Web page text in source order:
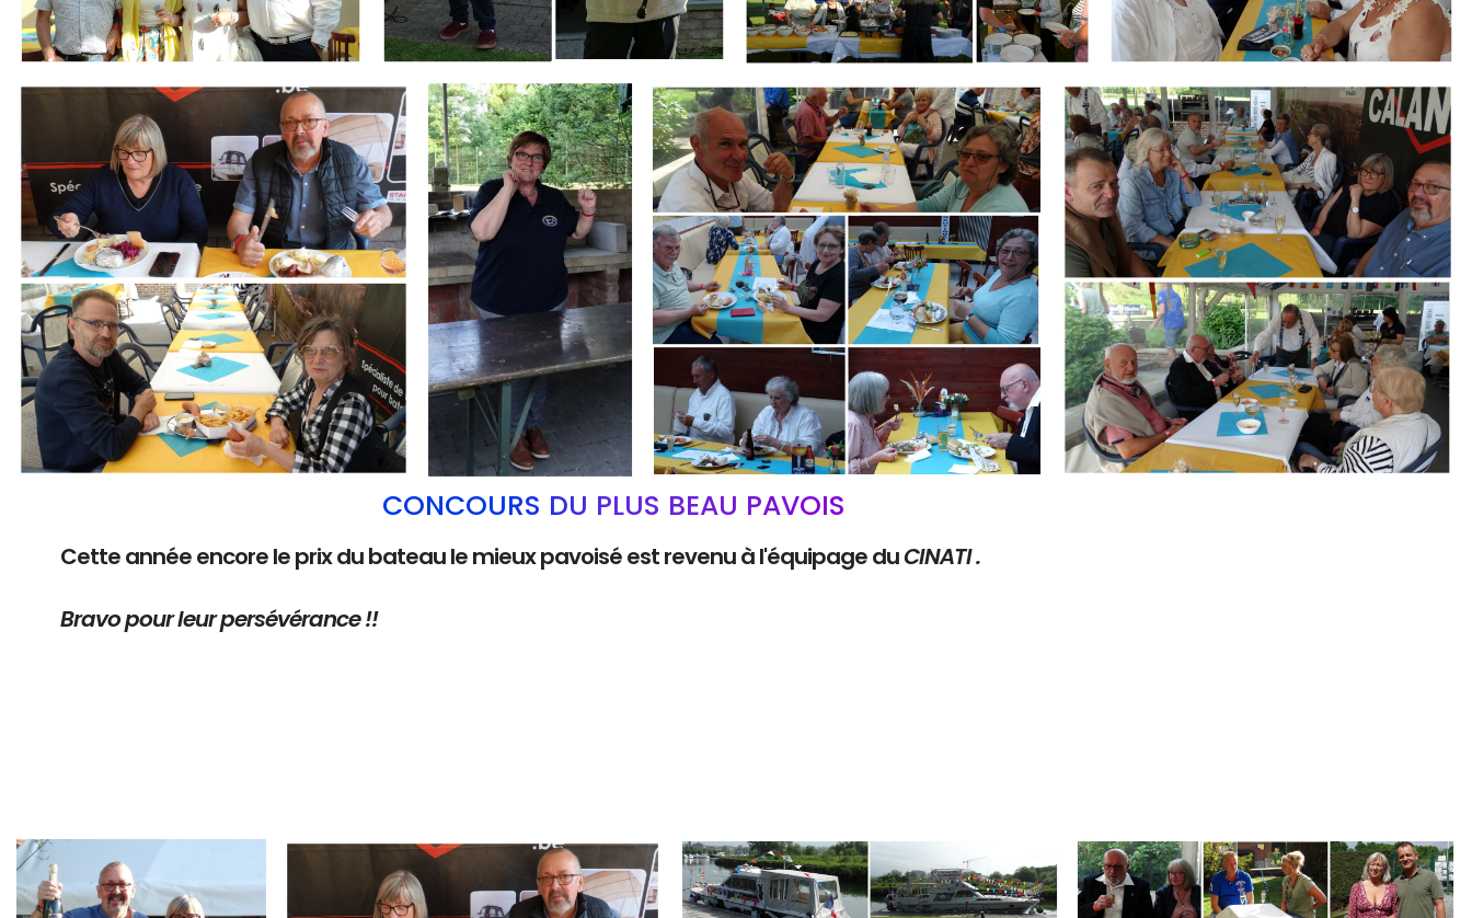
Branding Branding
ARMCHAIR
Branding
ARMCHAIR
Branding
ARMCHAIR
CONCOURS DU PLUS BEAU PAVOIS
Cette année encore le prix du bateau le mieux pavoisé est revenu à l'équipage duCINATI .
Bravo pour leur persévérance !!
Branding
ARMCHAIR
Branding Branding
ARMCHAIR
Branding
ARMCHAIR